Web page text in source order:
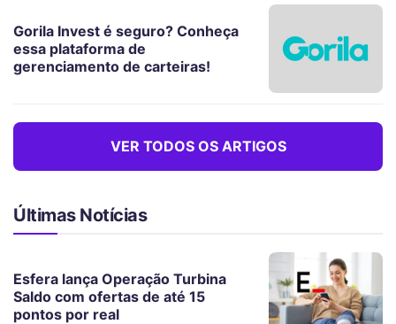
Gorila Invest é seguro? Conheça
essa plataforma de
gerenciamento de carteiras!
VER TODOS OS ARTIGOS
Últimas Notícias
Esfera lança Operação Turbina
Saldo com ofertas de até 15
pontos por real